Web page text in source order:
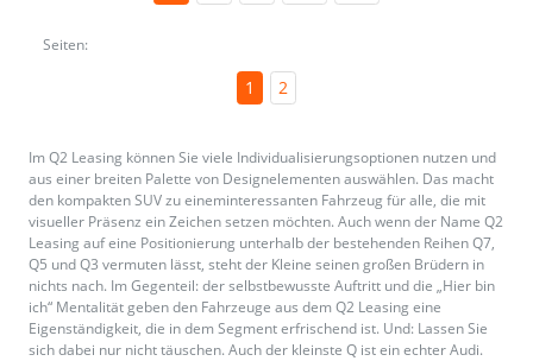
Seiten:
1 2
Im Q2 Leasing können Sie viele Individualisierungsoptionen nutzen und
aus einer breiten Palette von Designelementen auswählen. Das macht
den kompakten SUV zu eineminteressanten Fahrzeug für alle, die mit
visueller Präsenz ein Zeichen setzen möchten. Auch wenn der Name Q2
Leasing auf eine Positionierung unterhalb der bestehenden Reihen Q7,
Q5 und Q3 vermuten lässt, steht der Kleine seinen großen Brüdern in
nichts nach. Im Gegenteil: der selbstbewusste Auftritt und die „Hier bin
ich“ Mentalität geben den Fahrzeuge aus dem Q2 Leasing eine
Eigenständigkeit, die in dem Segment erfrischend ist. Und: Lassen Sie
sich dabei nur nicht täuschen. Auch der kleinste Q ist ein echter Audi.